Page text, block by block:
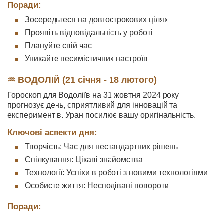
Поради:
Зосередьтеся на довгострокових цілях
Проявіть відповідальність у роботі
Плануйте свій час
Уникайте песимістичних настроїв
♒ ВОДОЛІЙ (21 січня - 18 лютого)
Гороскоп для Водоліїв на 31 жовтня 2024 року
прогнозує день, сприятливий для інновацій та
експериментів. Уран посилює вашу оригінальність.
Ключові аспекти дня:
Творчість: Час для нестандартних рішень
Спілкування: Цікаві знайомства
Технології: Успіхи в роботі з новими технологіями
Особисте життя: Несподівані повороти
Поради: